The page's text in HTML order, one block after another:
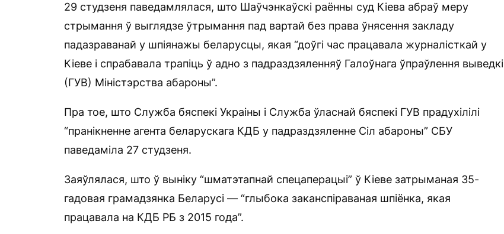
29 студзеня паведамлялася, што Шаўчэнкаўскі раённы суд Кіева абраў меру
стрымання ў выглядзе ўтрымання пад вартай без права ўнясення закладу
падазраванай у шпіянажы беларусцы, якая “доўгі час працавала журналісткай у
Кіеве і спрабавала трапіць ў адно з падраздзяленняў Галоўнага ўпраўлення выведкі
(ГУВ) Міністэрства абароны”.
Пра тое, што Служба бяспекі Украіны і Служба ўласнай бяспекі ГУВ прадухілілі
“пранікненне агента беларускага КДБ у падраздзяленне Сіл абароны” СБУ
паведаміла 27 студзеня.
Заяўлялася, што ў выніку “шматэтапнай спецаперацыі” ў Кіеве затрыманая 35-
гадовая грамадзянка Беларусі — “глыбока заканспіраваная шпіёнка, якая
працавала на КДБ РБ з 2015 года”.